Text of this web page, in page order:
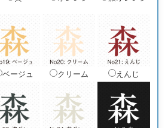
ベージュ クリーム えんじ